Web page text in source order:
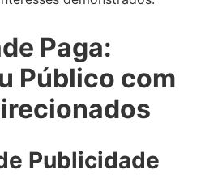
Paga:
Público com
Publicidade